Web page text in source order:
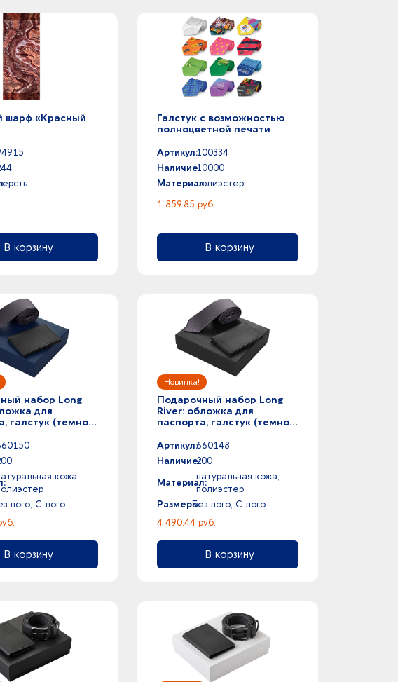
шарф «Красный
В корзину
Галстук с возможностью
полноцветной печати
Артикул:100334
Наличие:10000
Материал:полиэстер
1 859.85 руб.
В корзину
набор Long
для
галстук (темно-
кожа,
лого, С лого
В корзину
Подарочный набор Long
River: обложка для
паспорта, галстук (темно-
Артикул:660148
Наличие:200
Материал:
натуральная кожа,
полиэстер
Размеры:Без лого, С лого
4 490.44 руб.
В корзину